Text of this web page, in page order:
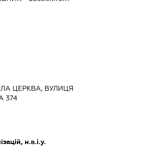
ЦЕРКВА, ВУЛИЦЯ
374
н.в.і.у.